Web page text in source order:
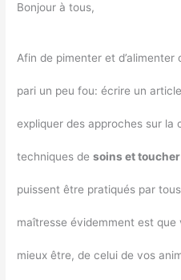
Bonjour à tous,
Afin de pimenter et d’alimenter
pari un peu fou: écrire un
expliquer des approches sur la
techniques desoins et toucher
puissent être pratiqués par
maîtresse évidemment est que
mieux être, de celui de vos